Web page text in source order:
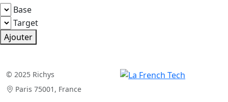
Base
Target
Ajouter
© 2025 Richys
Paris 75001, France